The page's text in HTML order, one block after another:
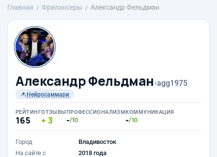
Главная Фрилансеры Александр Фельдман
Александр Фельдман›agg1975
Нейросаммари
РЕЙТИНГ
165
ОТЗЫВЫ
3
ПРОФЕССИОНАЛИЗМ
-/10
КОММУНИКАЦИЯ
-/10
Город
Владивосток
На сайте с
2018 года